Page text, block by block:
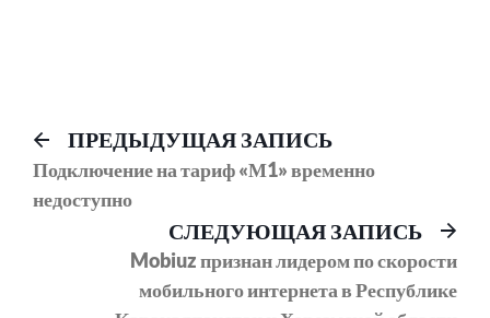
Навигация
по
записям
ПРЕДЫДУЩАЯ ЗАПИСЬПредыдущий
пост:
Подключение на тариф «М1» временно
недоступно
СЛЕДУЮЩАЯ ЗАПИСЬ
Mobiuz признан лидером по скорости
мобильного интернета в Республике